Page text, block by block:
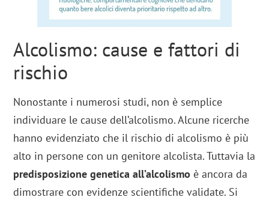
Alcolismo: cause e fattori di
rischio
Nonostante i numerosi studi, non è semplice
individuare le cause dell’alcolismo. Alcune ricerche
hanno evidenziato che il rischio di alcolismo è più
alto in persone con un genitore alcolista. Tuttavia la
predisposizione genetica all’alcolismo è ancora da
dimostrare con evidenze scientifiche validate. Si